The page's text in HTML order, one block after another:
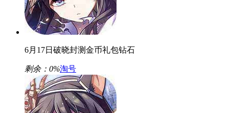
6月17日破晓封测金币礼包钻石
剩余： 0%淘号